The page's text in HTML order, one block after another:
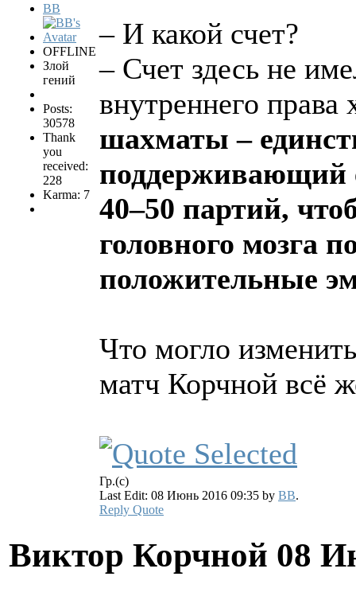
BB
OFFLINE
Злой
гений
Posts:
30578
Thank
you
received:
228
Karma: 7
– И какой счет?
– Счет здесь не
внутреннего
шахматы –
поддерживающий
40–50 партий,
головного мозга
положительные
Что могло
матч Корчной всё
Гр.(с)
Last Edit: 08 Июнь 2016 09:35 by BB.
Reply Quote
Виктор Корчной 08